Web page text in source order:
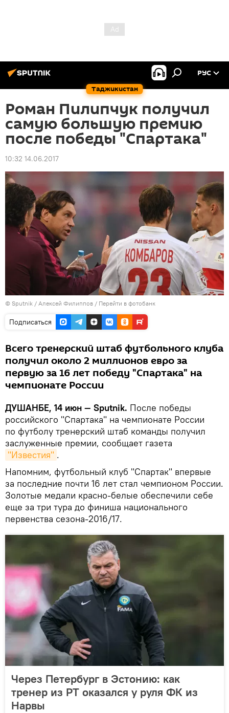
Таджикистан
РУС
Роман Пилипчук получил
самую большую премию
после победы "Спартака"
10:32 14.06.2017
© Sputnik / Алексей Филиппов / Перейти в фотобанк
Подписаться
Всего тренерский штаб футбольного клуба
получил около 2 миллионов евро за
первую за 16 лет победу "Спартака" на
чемпионате России
ДУШАНБЕ, 14 июн — Sputnik. После победы
российского "Спартака" на чемпионате России
по футболу тренерский штаб команды получил
заслуженные премии, сообщает газета
"Известия" .
Напомним, футбольный клуб "Спартак" впервые
за последние почти 16 лет стал чемпионом России.
Золотые медали красно-белые обеспечили себе
еще за три тура до финиша национального
первенства сезона-2016/17.
Через Петербург в Эстонию: как
тренер из РТ оказался у руля ФК из
Нарвы